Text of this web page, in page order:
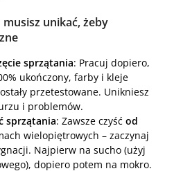
unikać, żeby
sprzątania: Pracuj dopiero,
ukończony, farby i kleje
przetestowane. Unikniesz
i problemów.
sprzątania: Zawsze czyść od
wielopiętrowych – zaczynaj
Najpierw na sucho (użyj
dopiero potem na mokro.